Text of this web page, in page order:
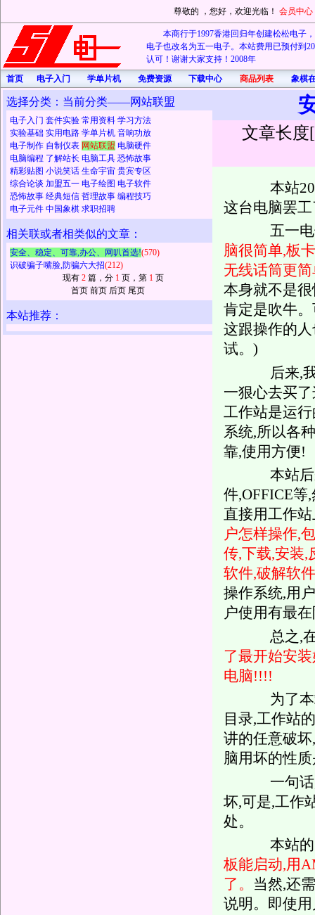
尊敬的 ，您好，欢迎光临！ 会员中心
本商行于1997香港回归年创建松松电子
电子也改名为五一电子。本站费用已预付到
认可！谢谢大家支持！2008年
首页
电子入门 学单片机 免费资源 下载中心 商品列表 象棋
选择分类：当前分类——网站联盟
电子入门 套件实验 常用资料 学习方法
实验基础 实用电路 学单片机 音响功放
电子制作 自制仪表 网站联盟 电脑硬件
电脑编程 了解站长 电脑工具 恐怖故事
精彩贴图 小说笑话 生命宇宙 贵宾专区
综合论谈 加盟五一 电子绘图 电子软件
恐怖故事 经典短信 哲理故事 编程技巧
电子元件 中国象棋 求职招聘
相关联或者相类似的文章：
安全、稳定、可靠,办公、网叭首选!(570)
识破骗子嘴脸,防骗六大招(212)
现有 2 篇，分 1 页，第 1 页
首页 前页 后页 尾页
本站推荐：
文章长度[
本站
这台电脑罢
五一电
脑很简单,板
无线话筒更
本身就不是
肯定是吹牛
这跟操作的
试。)
后来,我
一狠心去买
工作站是运
系统,所以各
靠,使用方便!
本站后来
件,OFFICE等
直接用工作
户怎样操作,
传,下载,安装,
软件,破解软
操作系统,用
户使用有最
总之,在
了最开始安
电脑!!!!
为了本站
目录,工作站
讲的任意破
脑用坏的性
一句话,
坏,可是,工作
处。
本站的
板能启动,用
了。
当然,还
说明。即使